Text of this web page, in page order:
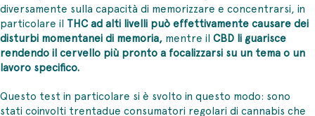
diversamente sulla capacità di memorizzare e concentrarsi, in
particolare il THC ad alti livelli può effettivamente causare dei
disturbi momentanei di memoria, mentre il CBD li guarisce
rendendo il cervello più pronto a focalizzarsi su un tema o un
lavoro specifico.
Questo test in particolare si è svolto in questo modo: sono
stati coinvolti trentadue consumatori regolari di cannabis che